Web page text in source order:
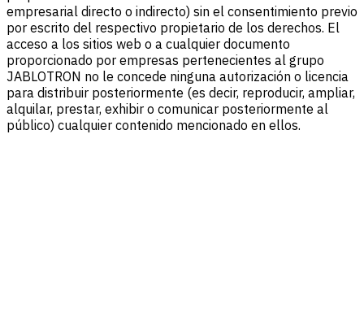
empresarial directo o indirecto) sin el consentimiento previo
por escrito del respectivo propietario de los derechos. El
acceso a los sitios web o a cualquier documento
proporcionado por empresas pertenecientes al grupo
JABLOTRON no le concede ninguna autorización o licencia
para distribuir posteriormente (es decir, reproducir, ampliar,
alquilar, prestar, exhibir o comunicar posteriormente al
público) cualquier contenido mencionado en ellos.